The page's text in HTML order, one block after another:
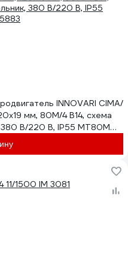
INNOVARI CIMA/
мм, 80M/4 B14, схема
380 В/220 В, IP55 MT80M